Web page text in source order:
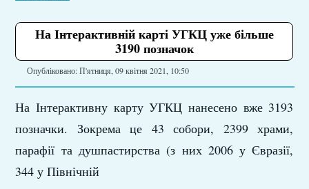
На Інтерактивній карті УГКЦ уже більше
3190 позначок
Опубліковано: П'ятниця, 09 квітня 2021, 10:50
На Інтерактивну карту УГКЦ нанесено вже 3193
позначки. Зокрема це 43 собори, 2399 храми,
парафії та душпастирства (з них 2006 у Євразії,
344 у Північній